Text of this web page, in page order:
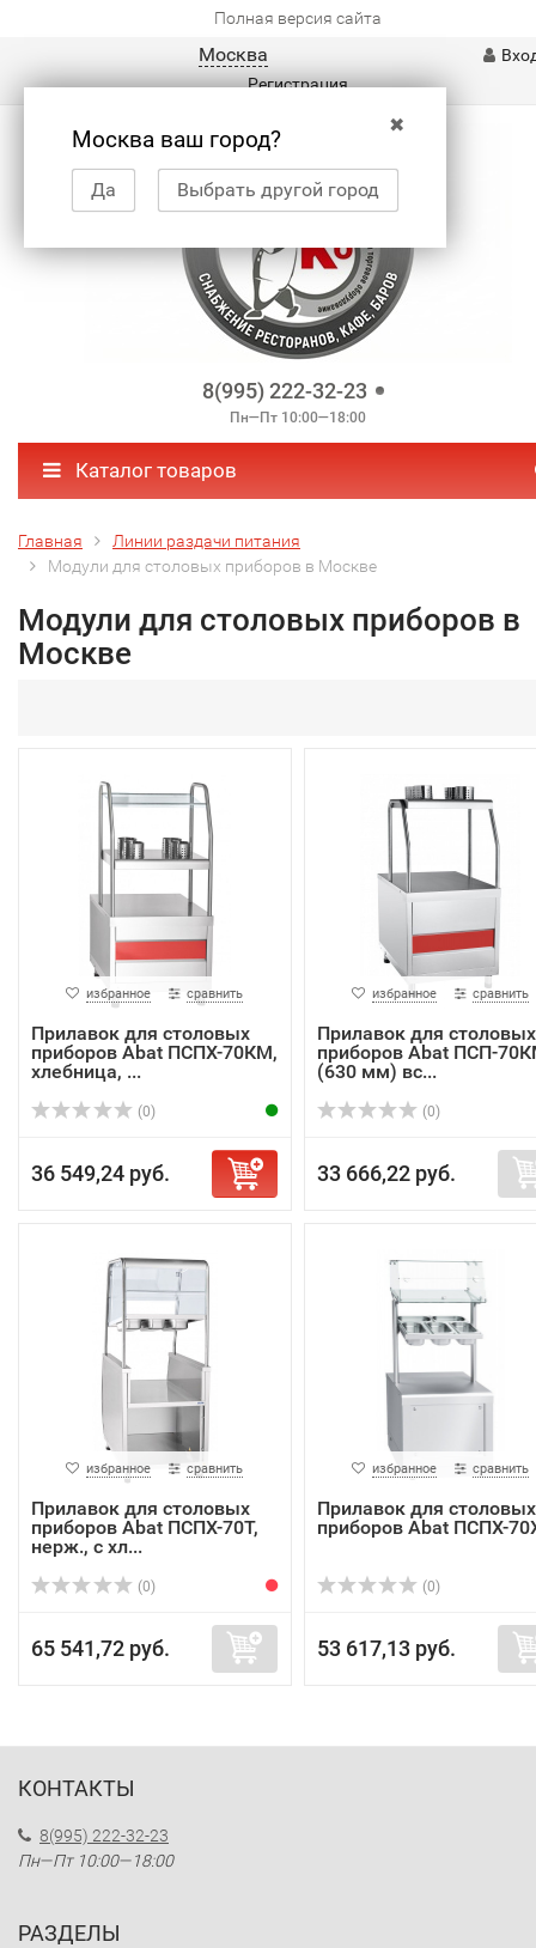
Полная версия сайта
Москва
✖
Москва ваш город?
Да Выбрать другой город
Регистрация
8(995) 222-32-23
Пн—Пт 10:00—18:00
Каталог товаров
Главная
Линии раздачи питания
Модули для столовых приборов в Москве
Модули для столовых приборов в
Москве
избранное сравнить
Прилавок для столовых
приборов Abat ПСПХ-70КМ,
хлебница, ...
(0)
36 549,24 руб.
избранное сравнить
Прилавок для столовых
приборов Abat ПСП-
(630 мм) вс...
(0)
33 666,22 руб.
избранное сравнить
Прилавок для столовых
приборов Abat ПСПХ-70Т,
нерж., с хл...
(0)
65 541,72 руб.
избранное сравнить
Прилавок для столовых
приборов Abat ПСПХ-
(0)
53 617,13 руб.
КОНТАКТЫ
8(995) 222-32-23
Пн—Пт 10:00—18:00
РАЗДЕЛЫ